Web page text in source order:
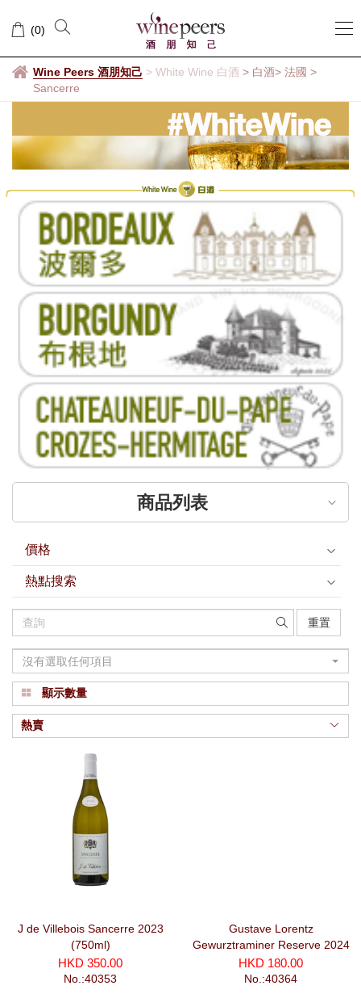
Sancerre
(0)
Wine Peers 酒朋知己 > White Wine 白酒 > 白酒 > 法國 >
Sancerre
商品列表
價格
熱點搜索
重置
沒有選取任何項目
顯示數量
熱賣
J de Villebois Sancerre 2023
(750ml)
HKD 350.00
No.:40353
Gustave Lorentz
Gewurztraminer Reserve 2024
(750 ml)
HKD 180.00
No.:40364